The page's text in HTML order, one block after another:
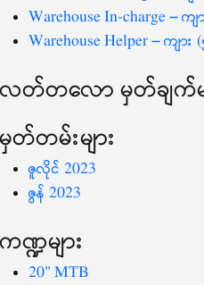
Warehouse In-charge – ကျ
Warehouse Helper – ကျား
လတ်တ‌လော မှတ်ချက်မ
မှတ်တမ်းများ
ဇူလိုင် 2023
ဇွန် 2023
ကဏ္ဍများ
20" MTB